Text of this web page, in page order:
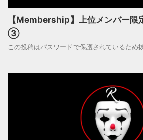
【Membership】上位メンバー限
③
この投稿はパスワードで保護されているため